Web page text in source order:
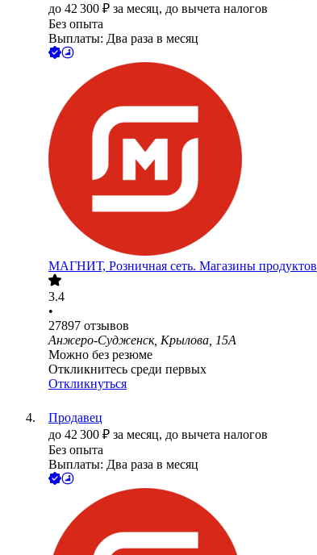
до 42 300 ₽ за месяц, до вычета налогов
Без опыта
Выплаты: Два раза в месяц
МАГНИТ, Розничная сеть. Магазины продуктов
3.4
•
27897 отзывов
Анжеро-Судженск, Крылова, 15А
Можно без резюме
Откликнитесь среди первых
Откликнуться
Продавец
до 42 300 ₽ за месяц, до вычета налогов
Без опыта
Выплаты: Два раза в месяц